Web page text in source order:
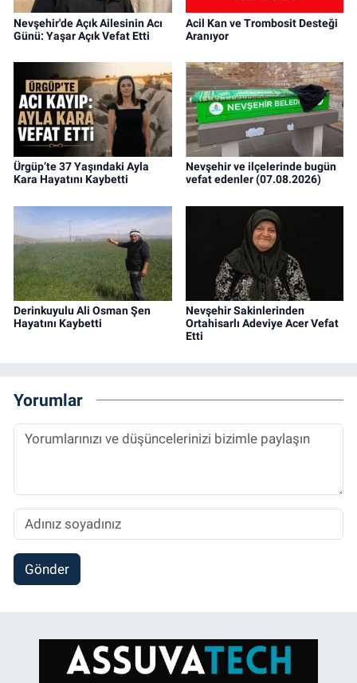
Nevşehir'de Açık Ailesinin Acı
Günü: Yaşar Açık Vefat Etti
Acil Kan ve Trombosit Desteği
Aranıyor
Ürgüp’te 37 Yaşındaki Ayla
Kara Hayatını Kaybetti
Nevşehir ve ilçelerinde bugün
vefat edenler (07.08.2026)
Derinkuyulu Ali Osman Şen
Hayatını Kaybetti
Nevşehir Sakinlerinden
Ortahisarlı Adeviye Acer Vefat
Etti
Yorumlar
Gönder